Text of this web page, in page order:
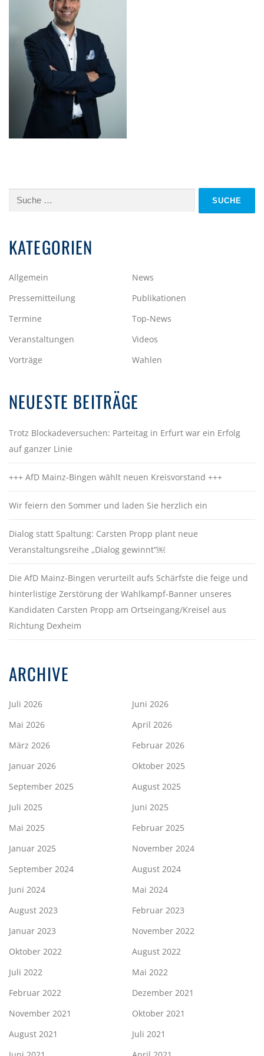
Suche
KATEGORIEN
Allgemein
News
Pressemitteilung
Publikationen
Termine
Top-News
Veranstaltungen
Videos
Vorträge
Wahlen
NEUESTE BEITRÄGE
Trotz Blockadeversuchen: Parteitag in Erfurt war ein Erfolg
auf ganzer Linie
+++ AfD Mainz-Bingen wählt neuen Kreisvorstand +++
Wir feiern den Sommer und laden Sie herzlich ein
Dialog statt Spaltung: Carsten Propp plant neue
Veranstaltungsreihe „Dialog gewinnt“￼
Die AfD Mainz-Bingen verurteilt aufs Schärfste die feige und
hinterlistige Zerstörung der Wahlkampf-Banner unseres
Kandidaten Carsten Propp am Ortseingang/Kreisel aus
Richtung Dexheim
ARCHIVE
Juli 2026
Juni 2026
Mai 2026
April 2026
März 2026
Februar 2026
Januar 2026
Oktober 2025
September 2025
August 2025
Juli 2025
Juni 2025
Mai 2025
Februar 2025
Januar 2025
November 2024
September 2024
August 2024
Juni 2024
Mai 2024
August 2023
Februar 2023
Januar 2023
November 2022
Oktober 2022
August 2022
Juli 2022
Mai 2022
Februar 2022
Dezember 2021
November 2021
Oktober 2021
August 2021
Juli 2021